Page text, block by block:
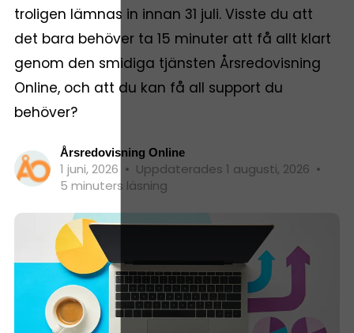
troligen lämnas in innan 31 juli. Visste du att
det bara behöver ta 15 minuter att få allt klart
genom den smidiga tjänsten Årsredovisning
Online, och att du kan få all support du
behöver?
Årsredovisning Online
1 juni, 2026 • Uppdaterades 1 augusti, 2026 •
5 minuters läsning